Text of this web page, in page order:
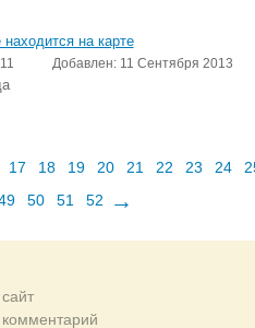
находится на карте
Добавлен: 11 Сентября 2013
17 18 19 20 21 22 23 24
50 51 52 →